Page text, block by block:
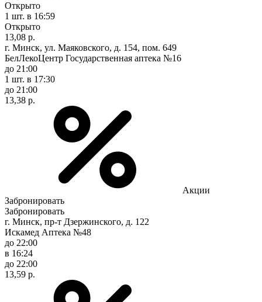
Открыто
1 шт. в 16:59
Открыто
13,08 р.
г. Минск, ул. Маяковского, д. 154, пом. 649
БелЛекоЦентр Государственная аптека №16
до 21:00
1 шт. в 17:30
до 21:00
13,38 р.
Акции
Забронировать
Забронировать
г. Минск, пр-т Дзержинского, д. 122
Искамед Аптека №48
до 22:00
в 16:24
до 22:00
13,59 р.